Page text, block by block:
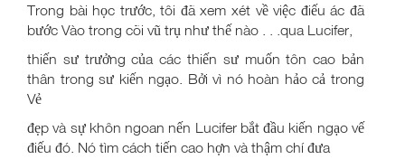
Trong bài học trước, tôi đã xem xét về việc điếu ác đã
bước Vào trong cõi vũ trụ như thế nào . . .qua Lucifer,
thiến sư trưởng của các thiến sư muốn tôn cao bản
thân trong sư kiến ngạo. Bởi vì nó hoàn hảo cả trong
Vẻ
đẹp và sự khôn ngoan nến Lucifer bắt đầu kiến ngạo vế
điếu đó. Nó tìm cách tiến cao hợn và thậm chí đưa